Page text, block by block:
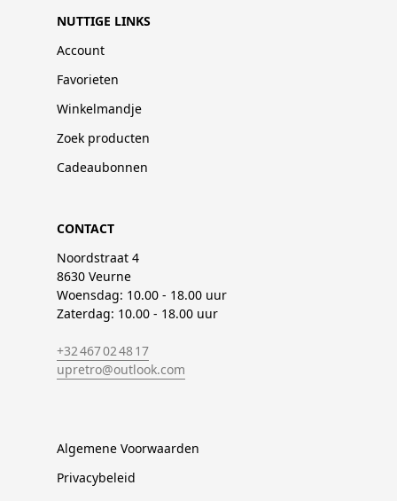
NUTTIGE LINKS
Account
Favorieten
Winkelmandje
Zoek producten
Cadeaubonnen
CONTACT
Noordstraat 4
8630 Veurne
Woensdag: 10.00 - 18.00 uur
Zaterdag: 10.00 - 18.00 uur
+32 467 02 48 17
upretro@outlook.com
Algemene Voorwaarden
Privacybeleid